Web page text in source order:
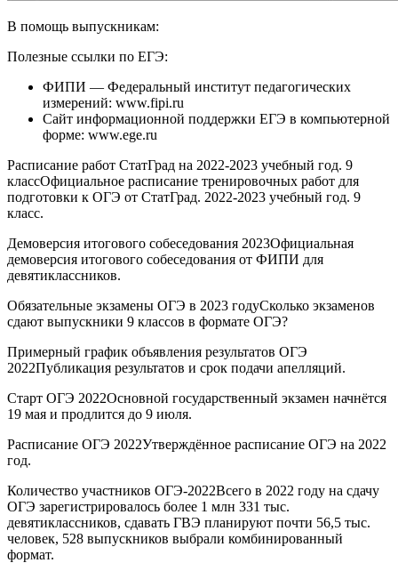
В помощь выпускникам:
Полезные ссылки по ЕГЭ:
ФИПИ — Федеральный институт педагогических
измерений: www.fipi.ru
Сайт информационной поддержки ЕГЭ в компьютерной
форме: www.ege.ru
Расписание работ СтатГрад на 2022-2023 учебный год. 9
классОфициальное расписание тренировочных работ для
подготовки к ОГЭ от СтатГрад. 2022-2023 учебный год. 9
класс.
Демоверсия итогового собеседования 2023Официальная
демоверсия итогового собеседования от ФИПИ для
девятиклассников.
Обязательные экзамены ОГЭ в 2023 годуСколько экзаменов
сдают выпускники 9 классов в формате ОГЭ?
Примерный график объявления результатов ОГЭ
2022Публикация результатов и срок подачи апелляций.
Старт ОГЭ 2022Основной государственный экзамен начнётся
19 мая и продлится до 9 июля.
Расписание ОГЭ 2022Утверждённое расписание ОГЭ на 2022
год.
Количество участников ОГЭ-2022Всего в 2022 году на сдачу
ОГЭ зарегистрировалось более 1 млн 331 тыс.
девятиклассников, сдавать ГВЭ планируют почти 56,5 тыс.
человек, 528 выпускников выбрали комбинированный
формат.